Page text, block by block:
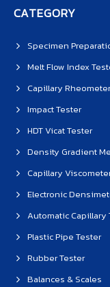
CATEGORY
Specimen
Melt Flow Index
Capillary Rheometer
Impact Tester
HDT Vicat Tester
Density Gradient
Capillary
Electronic
Automatic Capillary
Plastic Pipe Tester
Rubber Tester
Balances & Scales